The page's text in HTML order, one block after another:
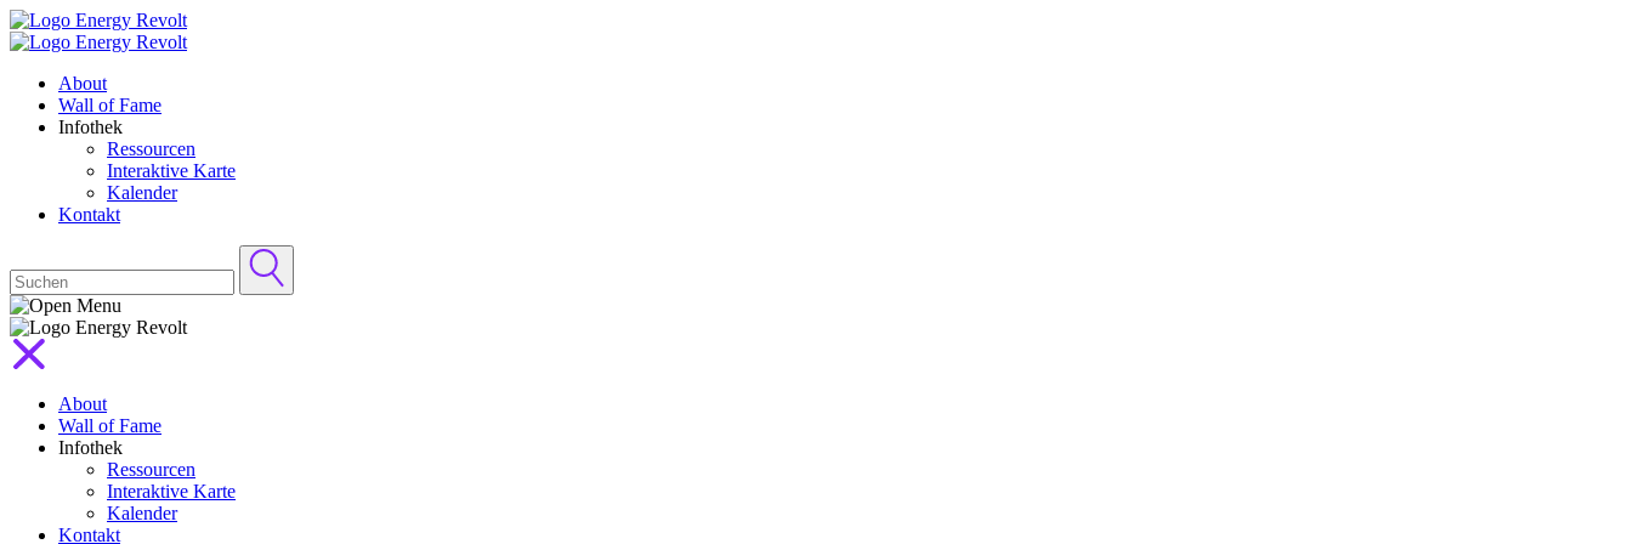
About
Wall of Fame
Infothek
Ressourcen
Interaktive Karte
Kalender
Kontakt
About
Wall of Fame
Infothek
Ressourcen
Interaktive Karte
Kalender
Kontakt